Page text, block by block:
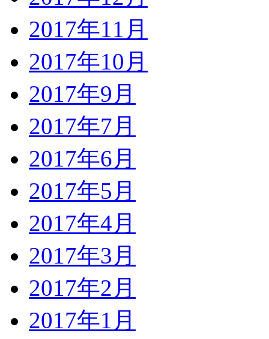
2017年11月
2017年10月
2017年9月
2017年7月
2017年6月
2017年5月
2017年4月
2017年3月
2017年2月
2017年1月